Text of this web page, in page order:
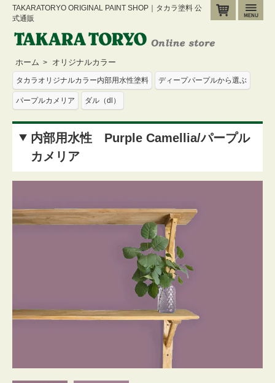
カート
TAKARATORYO ORIGINAL PAINT SHOP｜タカラ塗料 公
式通販
ホーム > オリジナルカラー
タカラオリジナルカラー内部用水性塗料 ディープパープルから選ぶ
パープルカメリア ダル（dl）
内部用水性 Purple Camellia/パープル
カメリア